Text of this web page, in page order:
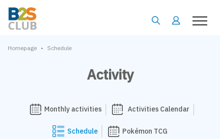
Homepage • Schedule
Activity
Monthly activities
Activities Calendar
Schedule
Pokémon TCG